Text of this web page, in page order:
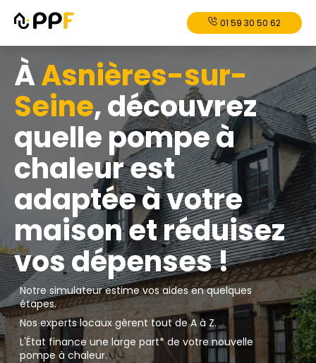
01 59 30 50 62
ÀAsnières-sur-
Seine, découvrez
quelle pompe à
chaleur est
adaptée à votre
maison et réduisez
vos dépenses !
Notre simulateur estime vos aides en quelques
étapes.
Nos experts locaux gèrent tout de A à Z.
L'État finance une large part* de votre nouvelle
pompe à chaleur.